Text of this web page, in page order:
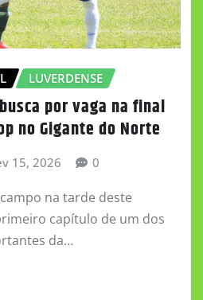
LUVERDENSE
por vaga na final
no Gigante do Norte
15, 2026 0
na tarde deste
capítulo de um dos
da…